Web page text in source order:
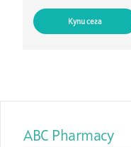
Това е лекарство, което
имунокомпетентни
имуномодулиращо
ако сте алергични към
Купи сега
ABC Pharmacy